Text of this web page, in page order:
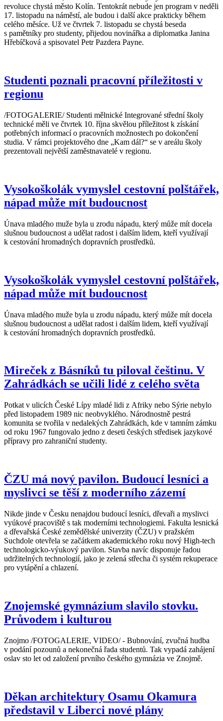
revoluce chystá město Kolín. Tentokrát nebude jen program v neděli
17. listopadu na náměstí, ale budou i další akce prakticky během
celého měsíce. Už ve čtvrtek 7. listopadu se chystá beseda
s pamětníky pro studenty, přijedou novinářka a diplomatka Janina
Hřebíčková a spisovatel Petr Pazdera Payne.
Studenti poznali pracovní příležitosti v
regionu
/FOTOGALERIE/ Studenti mělnické Integrované střední školy
technické měli ve čtvrtek 10. října skvělou příležitost k získání
potřebných informací o pracovních možnostech po dokončení
studia. V rámci projektového dne „Kam dál?“ se v areálu školy
prezentovali největší zaměstnavatelé v regionu.
Vysokoškolák vymyslel cestovní polštářek,
nápad může mít budoucnost
Únava mladého muže byla u zrodu nápadu, který může mít docela
slušnou budoucnost a udělat radost i dalším lidem, kteří využívají
k cestování hromadných dopravních prostředků.
Vysokoškolák vymyslel cestovní polštářek,
nápad může mít budoucnost
Únava mladého muže byla u zrodu nápadu, který může mít docela
slušnou budoucnost a udělat radost i dalším lidem, kteří využívají
k cestování hromadných dopravních prostředků.
Mireček z Básníků tu piloval češtinu. V
Zahrádkách se učili lidé z celého světa
Potkat v ulicích České Lípy mladé lidi z Afriky nebo Sýrie nebylo
před listopadem 1989 nic neobvyklého. Národnostně pestrá
komunita se tvořila v nedalekých Zahrádkách, kde v tamním zámku
od roku 1967 fungovalo jedno z deseti českých středisek jazykové
přípravy pro zahraniční studenty.
ČZU má nový pavilon. Budoucí lesníci a
myslivci se těší z moderního zázemí
Nikde jinde v Česku nenajdou budoucí lesníci, dřevaři a myslivci
vyúkové pracoviště s tak moderními technologiemi. Fakulta lesnická
a dřevařská České zemědělské univerzity (ČZU) v pražském
Suchdole otevřela se začátkem akademického roku nový High-tech
technologicko-výukový pavilon. Stavba navíc disponuje řadou
udržitelných technologií, jako je zelená střecha či systém rekuperace
pro vytápění a chlazení.
Znojemské gymnázium slavilo stovku.
Průvodem i kulturou
Znojmo /FOTOGALERIE, VIDEO/ - Bubnování, zvučná hudba
v podání pozounů a nekonečná řada studentů. Tak vypadá zahájení
oslav sto let od založení prvního českého gymnázia ve Znojmě.
Děkan architektury Osamu Okamura
představil v Liberci nové plány